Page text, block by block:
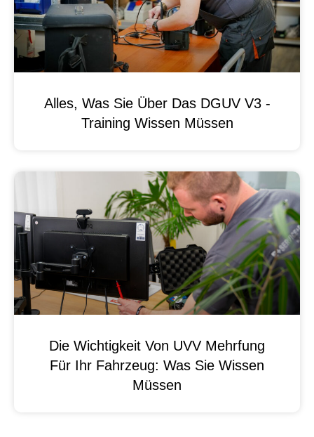
Alles, Was Sie Über Das DGUV V3 -
Training Wissen Müssen
Die Wichtigkeit Von UVV Mehrfung
Für Ihr Fahrzeug: Was Sie Wissen
Müssen